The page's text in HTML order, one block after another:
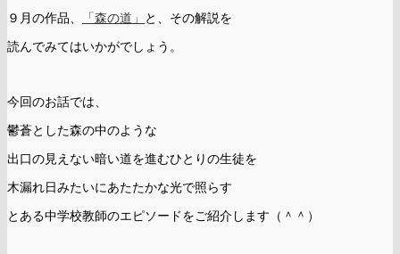
９月の作品、 「森の道」 と、その解説を
読んでみてはいかがでしょう。
今回のお話では、
鬱蒼とした森の中のような
出口の見えない暗い道を進むひとりの生徒を
木漏れ日みたいにあたたかな光で照らす
とある中学校教師のエピソードをご紹介します（＾＾）